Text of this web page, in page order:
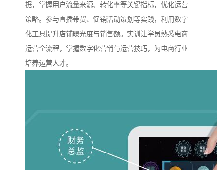
据，掌握用户流量来源、转化率等关键指标，优化运营
策略。参与直播带货、促销活动策划等实践，利用数字
化工具提升店铺曝光度与销售额。实训让学员熟悉电商
运营全流程，掌握数字化营销与运营技巧，为电商行业
培养运营人才。​